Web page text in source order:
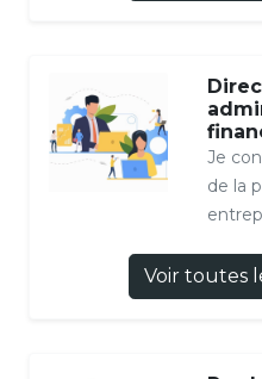
Je
de la
Voir toutes